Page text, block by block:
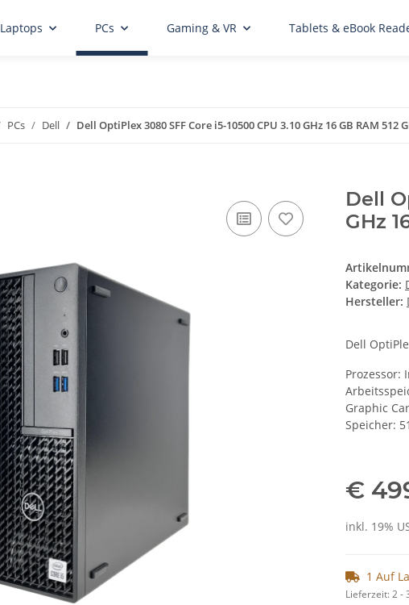
Laptops PCs Gaming & VR Tablets & eBook
PCs Dell Dell OptiPlex 3080 SFF Core i5-10500 CPU 3.10 GHz 16 GB RAM 512
Dell
GHz
Kategorie:
Hersteller:
Dell
Prozessor:
Graphic
Speicher:
€
inkl. 19%
1 Auf
Lieferzeit:2 -